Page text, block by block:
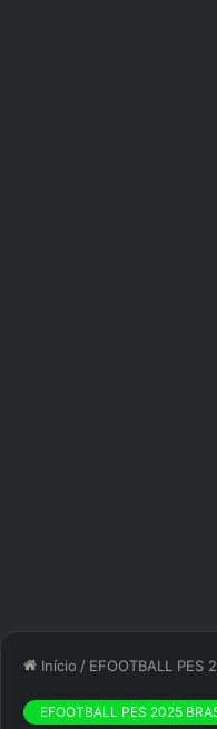
Início / EFOOTBALL PES
EFOOTBALL PES 2025